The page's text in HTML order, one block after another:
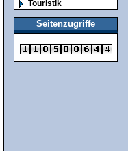
Touristik
Seitenzugriffe